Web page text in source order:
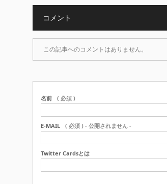
コメント
この記事へのコメントはありません。
名前 ( 必須 )
E-MAIL ( 必須 ) - 公開されません -
Twitter Cardsとは